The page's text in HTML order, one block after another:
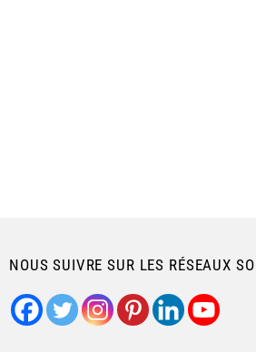
NOUS SUIVRE SUR LES RÉSEAUX